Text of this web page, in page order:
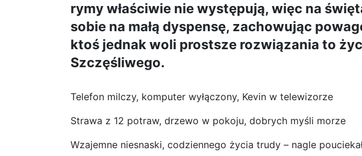
rymy właściwie nie występują, więc na
sobie na małą dyspensę, zachowując
ktoś jednak woli prostsze rozwiązania to
Szczęśliwego.
Telefon milczy, komputer wyłączony, Kevin w telewizorze
Strawa z 12 potraw, drzewo w pokoju, dobrych myśli morze
Wzajemne niesnaski, codziennego życia trudy – nagle